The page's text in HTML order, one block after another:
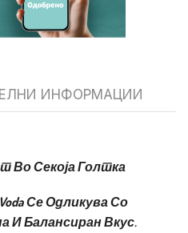
ИНФОРМАЦИИ
Во Секоја Голтка
Се Одликува Со
И Балансиран Вкус.